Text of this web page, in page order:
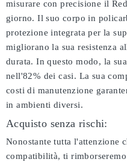
misurare con precisione il
giorno. Il suo corpo in
protezione integrata per la
migliorano la sua resistenza
durata. In questo modo, la
nell'82% dei casi. La sua
costi di manutenzione
in ambienti diversi.
Acquisto senza rischi:
Nonostante tutta l'attenzione
compatibilità, ti rimborseremo